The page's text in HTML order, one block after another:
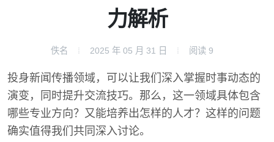
力解析
佚名 2025 年 05 月 31 日 阅读 9
投身新闻传播领域，可以让我们深入掌握时事动态的
演变，同时提升交流技巧。那么，这一领域具体包含
哪些专业方向？又能培养出怎样的人才？这样的问题
确实值得我们共同深入讨论。